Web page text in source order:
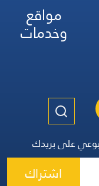
مواقع
وخدمات
على بريدك
اشتراك